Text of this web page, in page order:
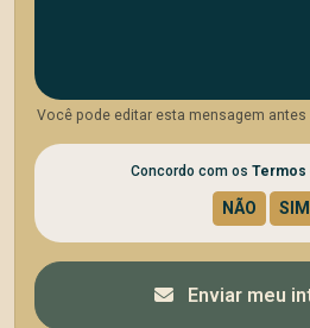
Você pode editar esta mensagem antes
Concordo com os Termos
Enviar meu